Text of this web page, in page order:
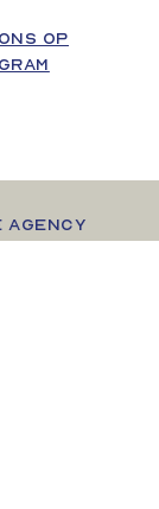
OP
AGENCY